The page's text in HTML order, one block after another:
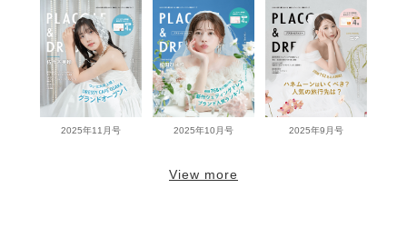
2025年11月号 2025年10月号 2025年9月号
View more